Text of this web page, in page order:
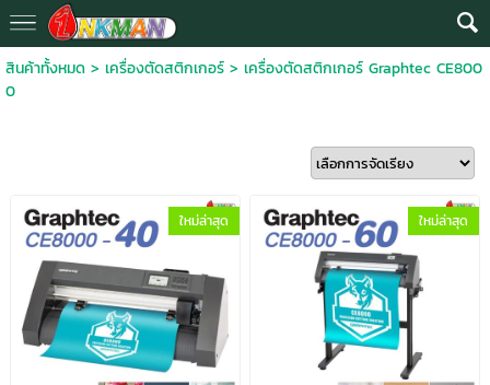
สินค้าทั้งหมด> เครื่องตัดสติกเกอร์> เครื่องตัดสติกเกอร์ Graphtec CE800
0
ใหม่ล่าสุด ใหม่ล่าสุด